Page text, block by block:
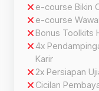
e-course Bikin
e-course
Bonus Toolkits
4x
Karir
2x Persiapan
Cicilan